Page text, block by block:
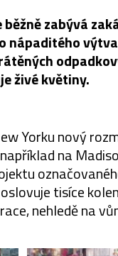
zabývá
nápaditého
živé květiny.
Yorku nový
na
tisíce
nehledě na